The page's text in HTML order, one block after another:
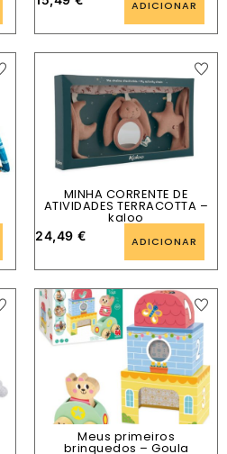
ADICIONAR
MINHA CORRENTE DE
ATIVIDADES TERRACOTTA –
kaloo
24,49 € ADICIONAR
Meus primeiros
brinquedos – Goula